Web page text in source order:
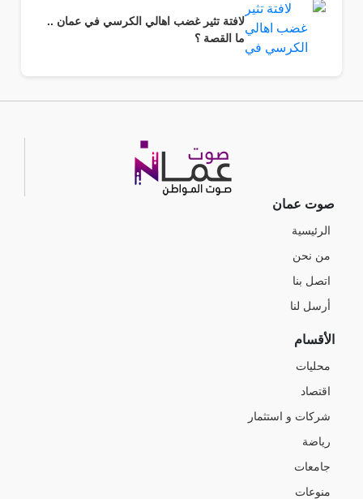
لافتة تثير غضب اهالي الكرسي في عمان ..
ما القصة ؟
صوت عمان
الرئيسية
من نحن
اتصل بنا
أرسل لنا
الأقسام
محليات
اقتصاد
شركات و استثمار
رياضة
جامعات
منوعات